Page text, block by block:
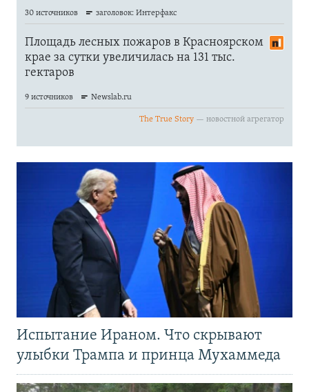
Испытание Ираном. Что скрывают
улыбки Трампа и принца Мухаммеда